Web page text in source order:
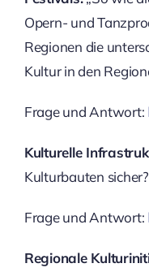
Opern- und
Regionen die
Kultur in den
Frage und Antwort:
Kulturelle
Kulturbauten
Frage und Antwort:
Regionale